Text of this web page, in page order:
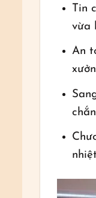
Tin
vừa
An